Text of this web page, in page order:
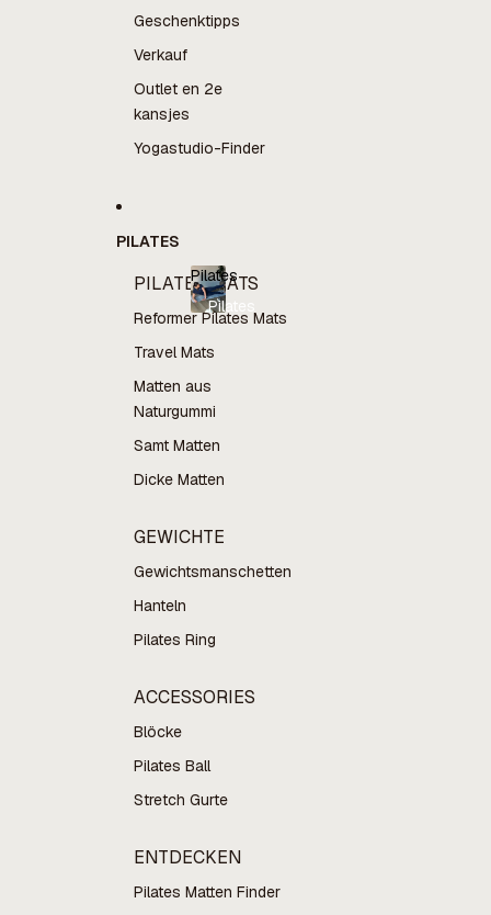
Geschenktipps
Verkauf
Outlet en 2e
kansjes
Yogastudio-Finder
PILATES
PILATES MATS
Reformer Pilates Mats
Travel Mats
Matten aus
Naturgummi
Samt Matten
Dicke Matten
GEWICHTE
Gewichtsmanschetten
Hanteln
Pilates Ring
ACCESSORIES
Blöcke
Pilates Ball
Stretch Gurte
ENTDECKEN
Pilates Matten Finder
Pilates
Pilates